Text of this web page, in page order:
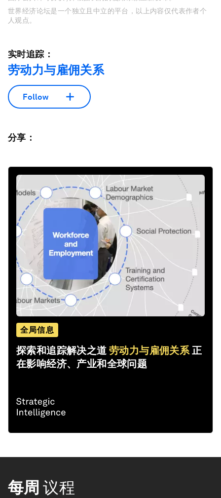
世界经济论坛是一个独立且中立的平台，以上内容仅代表作者个
人观点。
实时追踪：
劳动力与雇佣关系
Follow
分享：
全局信息
探索和追踪解决之道劳动力与雇佣关系正
在影响经济、产业和全球问题
每周 议程